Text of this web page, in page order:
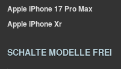
AppleiPhone 17 Pro Max
AppleiPhone Xr
SCHALTE MODELLE FREI